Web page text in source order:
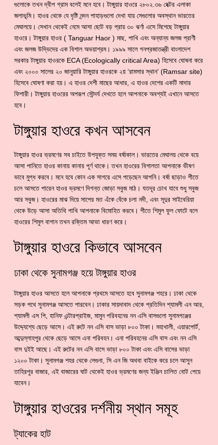
গুলোকে তখন দ্বীপ গ্রাম বলেই মনে হবে। টাঙ্গুয়ার হাওরে ২৮০২.৩৬ হেক্টর এলাকা
জলাভূমি। হাওর থেকে যে দৃষ্টি নন্দন পাহাড়গুলো দেখা যায় সেগুলোর অবস্থান ভারতের
মেঘালয়ে। সেখান থেকেই নেমে আসা ছোট বড় প্রায় ৩০ ঝর্ণা এসে মিশেছে টাঙ্গুয়ার
হাওরে। টাঙ্গুয়ার হাওর ( Tanguar Haor ) মাছ, পাখি এবং অন্যান্য জলজ প্রাণী
এবং জলজ উদ্ভিদের এক বিশাল অভয়াশ্রম। ১৯৯৯ সালে গনপ্রজাতন্ত্রী বাংলাদেশ
সরকার টাঙ্গুয়ার হাওরকে ECA (Ecologically critical Area) হিসেবে ঘোষনা করে
এবং ২০০০ সালের ২০ জানুয়ারি টাঙ্গুয়ার হাওরকে ২য় ‘রামসার স্থান’ (Ramsar site)
হিসেবে ঘোষণা করা হয়। এ হাওর দেশী মাছের আধার, এ হাওর দেশের একটি মাদার
ফিশারী। টাঙ্গুয়ায় হাওরের অপরূপ সৌন্দর্য দেখতে হলে আপনাকে অবশ্যই এখানে আসতে
হবে।
টাঙ্গুয়ার হাওরে কখন আসবেন
টাঙ্গুয়ার হাওর ভ্রমণের সব চাইতে উপযুক্ত সময় বর্ষাকাল। ভারতের মেঘালয় থেকে বয়ে
আসা পানিতে হাওর কানায় কানায় পূর্ণ থাকে। তখন হাওরের বিশালতা আপনাকে ভীষণ
ভাবে মুগ্ধ করবে। মনে হবে কোন এক সাগরে এসে পড়েছেন আপনি। বর্ষা ছাড়াও শীতে
চলে আসতে পারেন হাওর ভ্রমণে দিগন্ত জোড়া সবুজ মাঠ। যতদূর চোখ যাবে শুধু সবুজ
আর সবুজ। হাওরের মাঝ দিয়ে সাপের মত এঁকে বেঁকে চলা নদী, এবং সূদুর সাইবেরিয়া
থেকে উড়ে আসা অতিথি পাখি আপনাকে বিমোহিত করবে। শীতে শিমুল ফুল ফোটে বলে
হাওরের শিমুল বাগান তখন রক্তিম আভা ধারণ করে।
টাঙ্গুয়ার হাওরে কিভাবে আসবেন
ঢাকা থেকে সুনামগঞ্জ হয়ে টাঙ্গুয়ার হাওর
টাঙ্গুয়ার হাওর আসতে হলে আপনাকে প্রথমে আসতে হবে সুনামগঞ্জ শহরে। ঢাকা থেকে
সড়ক পথে সুনামগঞ্জ আসতে পারবেন। ঢাকার সায়দাবাদ থেকে প্রতিদিন শ্যামলী এন আর,
শ্যামলী এস পি, হানিফ এন্টারপ্রাইজ, মামুন পরিবহনের নন এসি বাসগুলো সুনামগঞ্জের
উদ্দ্যেশ্যে ছেড়ে আসে। এই রুটে নন এসি বাস ভাড়া ৮০০ টাকা। মহাখালী, এয়ারপোর্ট,
আব্দুল্লাহপুর থেকে ছেড়ে আসে এনা পরিবহন। এনা পরিবহনের এসি বাস এবং নন এসি
বাস দুইই আছে। এই রুটের নন এসি বাসে ভাড়া ৮০০ টাকা এবং এসি বাসের ভাড়া
১২০০ টাকা। সুনামগঞ্জ শহর থেকে লেগুনা, সি এন জি অথবা বাইকে করে চলে আসুন
তাহিরপুর বাজার, এই বাজারের ঘাট থেকেই হাওর ভ্রমণের জন্য ইঞ্জিন চালিত বোট পেয়ে
যাবেন।
টাঙ্গুয়ার হাওরের দর্শনীয় স্থান সমূহ
ট্যাকের হাট